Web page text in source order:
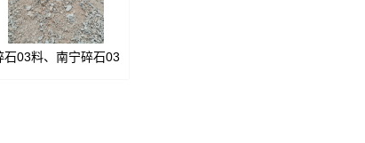
石03料、南宁碎石03